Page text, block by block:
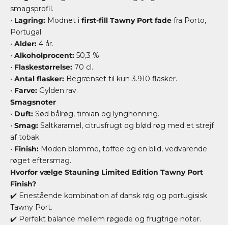
smagsprofil.
• Lagring: Modnet i first-fill Tawny Port fade fra Porto,
Portugal.
• Alder: 4 år.
• Alkoholprocent: 50,3 %.
• Flaskestørrelse: 70 cl.
• Antal flasker: Begrænset til kun 3.910 flasker.
• Farve: Gylden rav.
Smagsnoter
• Duft: Sød bålrøg, timian og lynghonning.
• Smag: Saltkaramel, citrusfrugt og blød røg med et strejf
af tobak.
• Finish: Moden blomme, toffee og en blid, vedvarende
røget eftersmag.
Hvorfor vælge Stauning Limited Edition Tawny Port
Finish?
✔️ Enestående kombination af dansk røg og portugisisk
Tawny Port.
✔️ Perfekt balance mellem røgede og frugtrige noter.